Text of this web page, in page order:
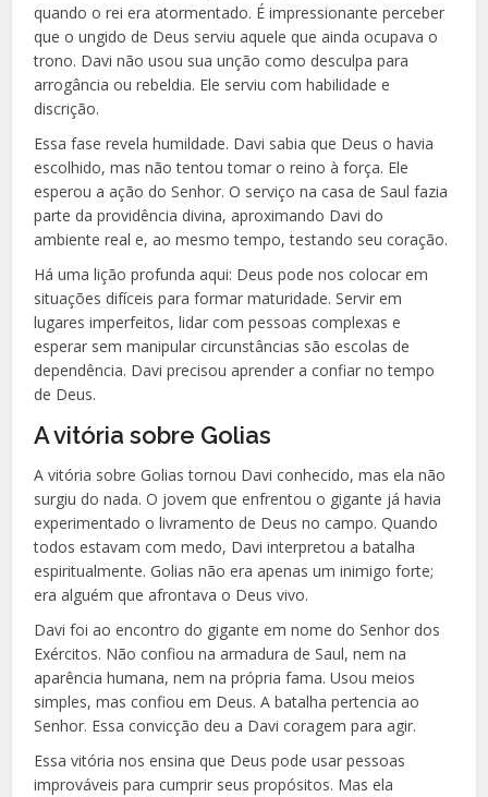
quando o rei era atormentado. É impressionante perceber
que o ungido de Deus serviu aquele que ainda ocupava o
trono. Davi não usou sua unção como desculpa para
arrogância ou rebeldia. Ele serviu com habilidade e
discrição.
Essa fase revela humildade. Davi sabia que Deus o havia
escolhido, mas não tentou tomar o reino à força. Ele
esperou a ação do Senhor. O serviço na casa de Saul fazia
parte da providência divina, aproximando Davi do
ambiente real e, ao mesmo tempo, testando seu coração.
Há uma lição profunda aqui: Deus pode nos colocar em
situações difíceis para formar maturidade. Servir em
lugares imperfeitos, lidar com pessoas complexas e
esperar sem manipular circunstâncias são escolas de
dependência. Davi precisou aprender a confiar no tempo
de Deus.
A vitória sobre Golias
A vitória sobre Golias tornou Davi conhecido, mas ela não
surgiu do nada. O jovem que enfrentou o gigante já havia
experimentado o livramento de Deus no campo. Quando
todos estavam com medo, Davi interpretou a batalha
espiritualmente. Golias não era apenas um inimigo forte;
era alguém que afrontava o Deus vivo.
Davi foi ao encontro do gigante em nome do Senhor dos
Exércitos. Não confiou na armadura de Saul, nem na
aparência humana, nem na própria fama. Usou meios
simples, mas confiou em Deus. A batalha pertencia ao
Senhor. Essa convicção deu a Davi coragem para agir.
Essa vitória nos ensina que Deus pode usar pessoas
improváveis para cumprir seus propósitos. Mas ela